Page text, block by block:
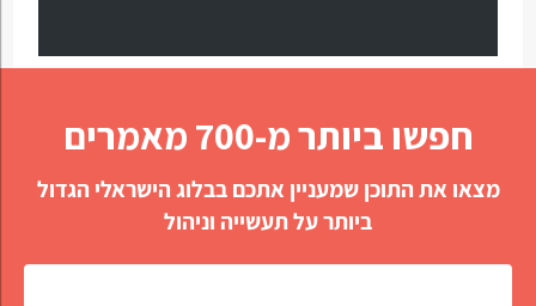
חפשו ביותר מ-700 מאמרים
מצאו את התוכן שמעניין אתכם בבלוג הישראלי הגדול
ביותר על תעשייה וניהול